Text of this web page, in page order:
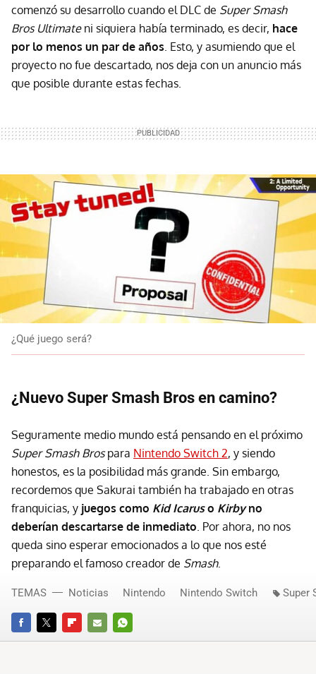
comenzó su desarrollo cuando el DLC de Super Smash
Bros Ultimateni siquiera había terminado, es decir, hace
por lo menos un par de años. Esto, y asumiendo que el
proyecto no fue descartado, nos deja con un anuncio más
que posible durante estas fechas.
¿Qué juego será?
¿Nuevo Super Smash Bros en camino?
Seguramente medio mundo está pensando en el próximo
Super Smash Brospara Nintendo Switch 2, y siendo
honestos, es la posibilidad más grande. Sin embargo,
recordemos que Sakurai también ha trabajado en otras
franquicias, y juegos como Kid Icaruso Kirbyno
deberían descartarse de inmediato. Por ahora, no nos
queda sino esperar emocionados a lo que nos esté
preparando el famoso creador de Smash.
FACEBOOKTWITTERFLIPBOARD
E-
WHATSAPP
TEMAS Noticias Nintendo Nintendo Switch Super